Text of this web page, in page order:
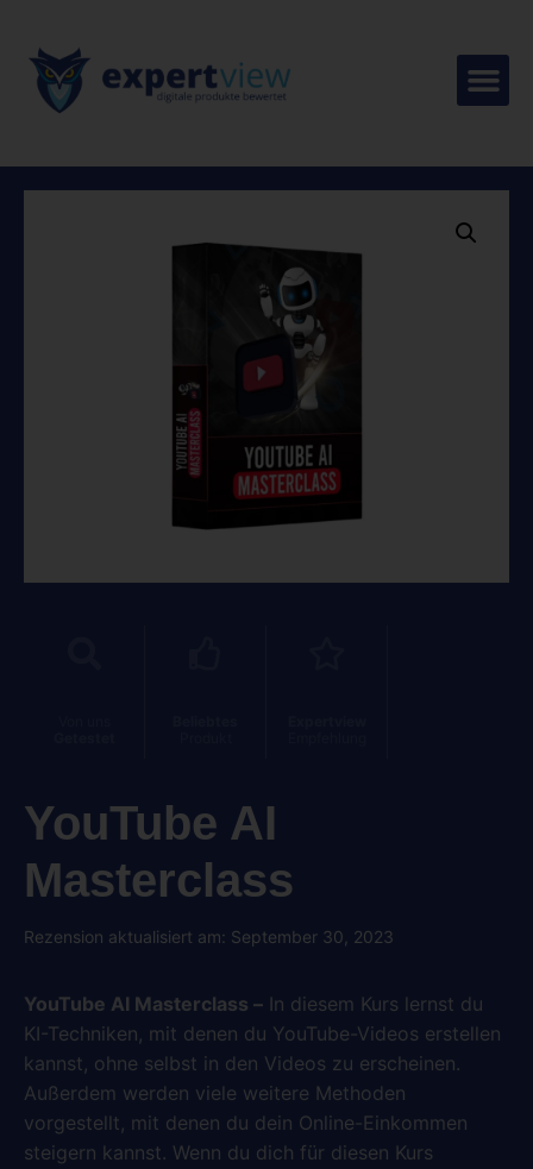
YouTube AI
Masterclass
Rezension aktualisiert am: September 30, 2023
YouTube AI Masterclass – In diesem Kurs lernst du
KI-Techniken, mit denen du YouTube-Videos erstellen
kannst, ohne selbst in den Videos zu erscheinen.
Außerdem werden viele weitere Methoden
vorgestellt, mit denen du dein Online-Einkommen
steigern kannst. Wenn du dich für diesen Kurs